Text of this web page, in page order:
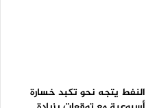
النفط يتجه نحو تكبد خسارة